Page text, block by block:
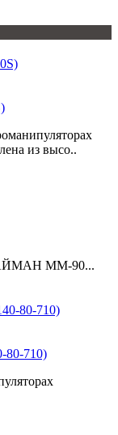
из высо..
ММ-90...
80-710)